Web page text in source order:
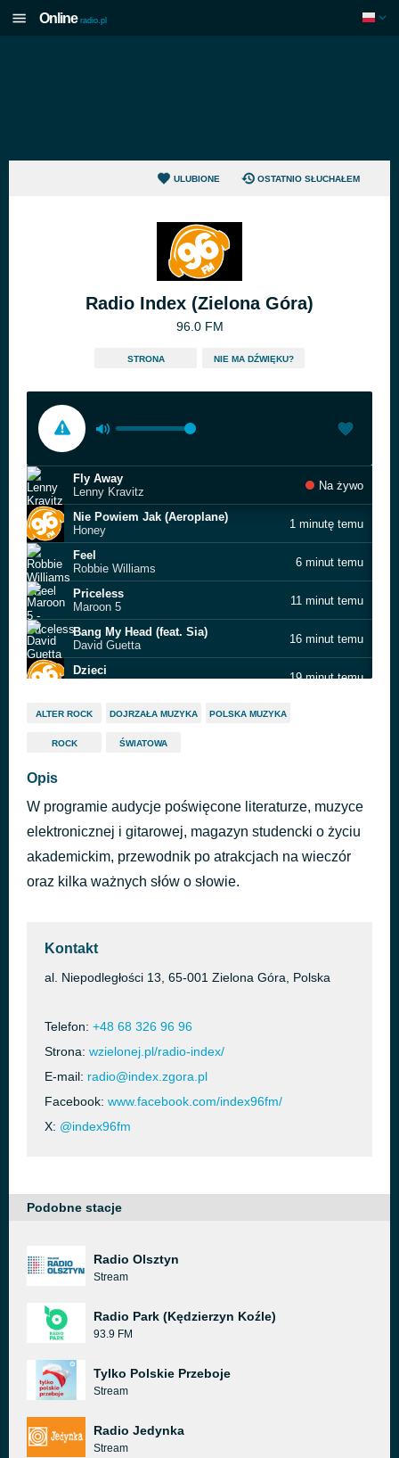
Online radio.pl
ULUBIONE OSTATNIO SŁUCHAŁEM
Radio Index (Zielona Góra)
96.0 FM
STRONA NIE MA DŹWIĘKU?
Fly Away
Lenny Kravitz
Na żywo
Nie Powiem Jak (Aeroplane)
Honey
1 minutę temu
Feel
Robbie Williams
6 minut temu
Priceless
Maroon 5
11 minut temu
Bang My Head (feat. Sia)
David Guetta
16 minut temu
Dzieci
19 minut temu
Mayan Warrior - Burning Man 2024
24 minuty temu
I Love U
Snow Patrol
Sweet & Bitter
Kush Kush
2 godziny temu
ALTER ROCK DOJRZAŁA MUZYKA POLSKA MUZYKA
ROCK ŚWIATOWA
Opis
W programie audycje poświęcone literaturze, muzyce
elektronicznej i gitarowej, magazyn studencki o życiu
akademickim, przewodnik po atrakcjach na wieczór
oraz kilka ważnych słów o słowie.
Kontakt
al. Niepodległości 13, 65-001 Zielona Góra, Polska
Telefon: +48 68 326 96 96
Strona: wzielonej.pl/radio-index/
E-mail: radio@index.zgora.pl
Facebook: www.facebook.com/index96fm/
X: @index96fm
Podobne stacje
Radio Olsztyn
Stream
Radio Park (Kędzierzyn Koźle)
93.9 FM
Tylko Polskie Przeboje
Stream
Radio Jedynka
Stream